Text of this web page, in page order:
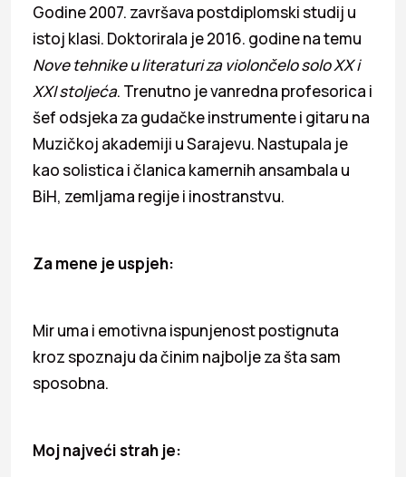
Godine 2007. završava postdiplomski studij u
istoj klasi. Doktorirala je 2016. godine na temu
Nove tehnike u literaturi za violončelo solo XX i
XXI stoljeća. Trenutno je vanredna profesorica i
šef odsjeka za gudačke instrumente i gitaru na
Muzičkoj akademiji u Sarajevu. Nastupala je
kao solistica i članica kamernih ansambala u
BiH, zemljama regije i inostranstvu.
Za mene je uspjeh:
Mir uma i emotivna ispunjenost postignuta
kroz spoznaju da činim najbolje za šta sam
sposobna.
Moj najveći strah je: